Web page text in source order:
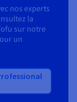
nos experts
la
sur notre
un